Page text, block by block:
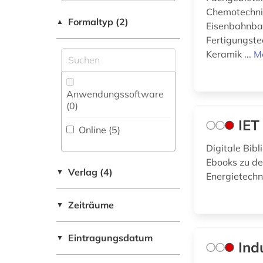
Politologie (0)
Psychologie (0)
(0)
Sondersammelgebiete
an deutschen
Bibliotheken (2)
Soziologie (0)
forschung (2)
forschungstrends (1)
geomechanik (1)
geotechnik (1)
hüttenindustrie (2)
industrie (1)
informatik und
▲ Formaltyp (2)
Anwendungssoftware
(0)
Online (5)
▼ Verlag (4)
▼ Zeiträume
▼ Eintragungsdatum
Keramik ...
Digitale
Ebooks zu